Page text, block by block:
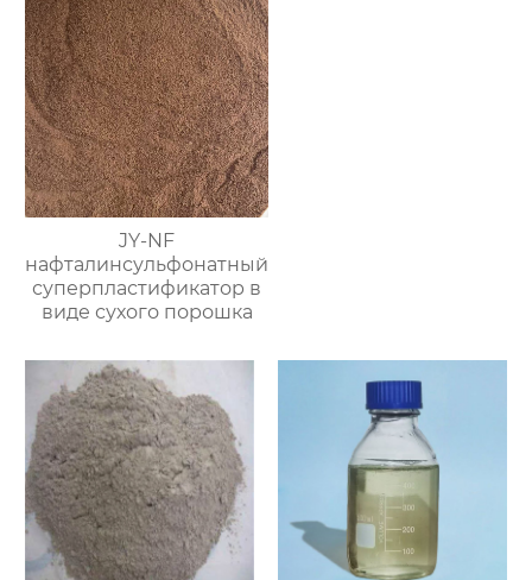
JY-NF
нафталинсульфонатный
суперпластификатор в
виде сухого порошка